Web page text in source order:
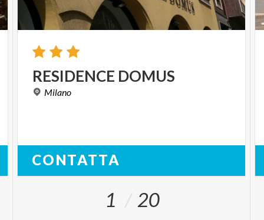
RESIDENCE DOMUS
Milano
CONTATTA
1 20